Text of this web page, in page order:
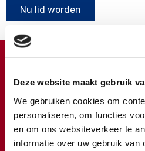
Deze website maakt gebruik
We gebruiken cookies om
personaliseren, om functies
en om ons websiteverkeer te
informatie over uw gebruik van
Nu lid worden
Meer weten over wat we met
Klik hier
€